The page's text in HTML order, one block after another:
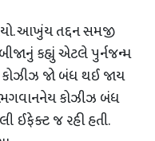
આખુંય તદ્દન સમજી
કહ્યું એટલે પુર્નજન્મ
જો બંધ થઈ જાય
કોઝીઝ બંધ
ઈફેક્ટ જ રહી હતી.